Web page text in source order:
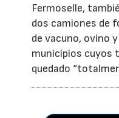
Fermoselle,
dos camiones de
de vacuno, ovino
municipios cuyos
quedado